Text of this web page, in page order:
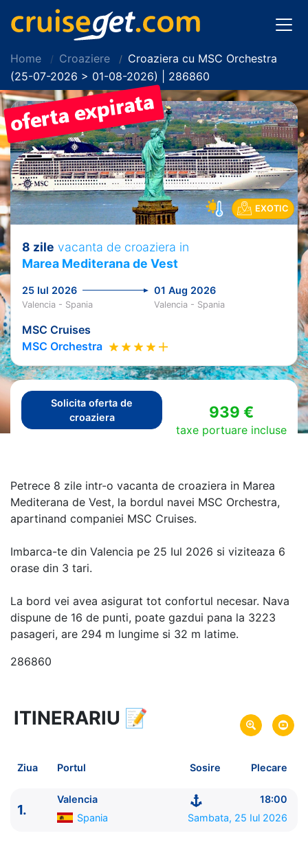
Home Croaziere
Croaziera cu MSC Orchestra
(25-07-2026 > 01-08-2026) | 286860
EXOTIC
8 zile vacanta de croaziera in
Marea Mediterana de Vest
25 Iul 2026 01 Aug 2026
Valencia - Spania Valencia - Spania
MSC Cruises
MSC Orchestra
Solicita oferta de
croaziera
939 €
taxe portuare incluse
Petrece 8 zile intr-o vacanta de croaziera in Marea
Mediterana de Vest, la bordul navei MSC Orchestra,
apartinand companiei MSC Cruises.
Imbarca-te din Valencia pe 25 Iul 2026 si viziteaza 6
orase din 3 tari.
La bord vei avea asigurat tot confortul necesar. Nava
dispune de 16 de punti, poate gazdui pana la 3223
pasageri, are 294 m lungime si 32 m latime.
286860
8 zile vacanta de croaziera in
Marea Mediterana de Vest -
Plecare pe 25 Iul 2026 din Valencia, Spania
MSC Cruises
ITINERARIU 📝
Ziua Portul Sosire Plecare
1.
Valencia
18:00
Spania
Sambata, 25 Iul 2026